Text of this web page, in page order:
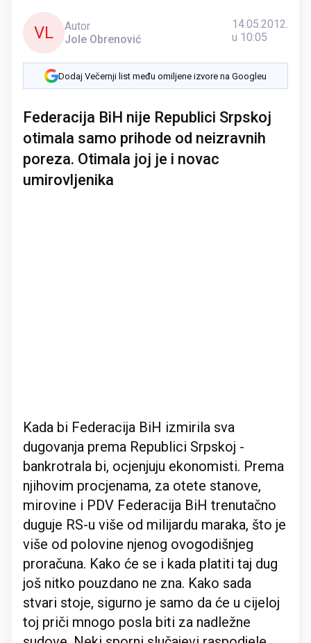
VL
Autor
Jole Obrenović
14.05.2012.
u 10:05
Dodaj Večernji list među omiljene izvore na Googleu
Federacija BiH nije Republici Srpskoj
otimala samo prihode od neizravnih
poreza. Otimala joj je i novac
umirovljenika
Kada bi Federacija BiH izmirila sva
dugovanja prema Republici Srpskoj -
bankrotrala bi, ocjenjuju ekonomisti. Prema
njihovim procjenama, za otete stanove,
mirovine i PDV Federacija BiH trenutačno
duguje RS-u više od milijardu maraka, što je
više od polovine njenog ovogodišnjeg
proračuna. Kako će se i kada platiti taj dug
još nitko pouzdano ne zna. Kako sada
stvari stoje, sigurno je samo da će u cijeloj
toj priči mnogo posla biti za nadležne